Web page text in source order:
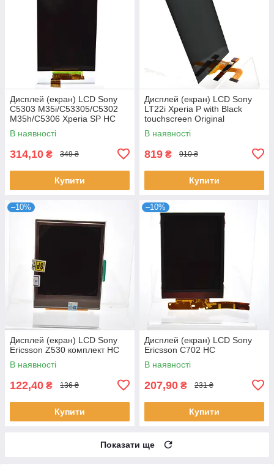
Дисплей (екран) LCD Sony
C5303 M35i/C53305/C5302
M35h/C5306 Xperia SP HC
В наявності
314,10 ₴ 349 ₴
Купити
Дисплей (екран) LCD Sony
LT22i Xperia P with Black
touchscreen Original
В наявності
819 ₴ 910 ₴
Купити
–10%
Дисплей (екран) LCD Sony
Ericsson Z530 комплект HC
В наявності
122,40 ₴ 136 ₴
Купити
–10%
Дисплей (екран) LCD Sony
Ericsson C702 HC
В наявності
207,90 ₴ 231 ₴
Купити
Показати ще